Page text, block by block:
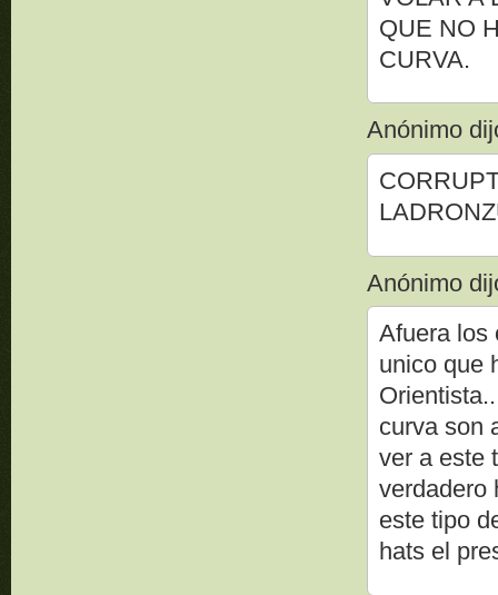
QUE NO
CURVA.
Anónimo
Anónimo
Afuera los
unico que
curva son
ver a este
verdadero
este tipo
hats el